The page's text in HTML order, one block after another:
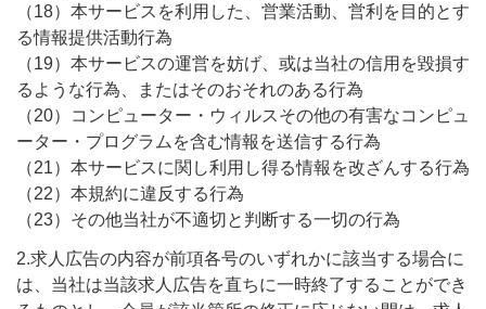
（18）本サービスを利用した、営業活動、営利を目的とす
る情報提供活動行為
（19）本サービスの運営を妨げ、或は当社の信用を毀損す
るような行為、またはそのおそれのある行為
（20）コンピューター・ウィルスその他の有害なコンピュ
ーター・プログラムを含む情報を送信する行為
（21）本サービスに関し利用し得る情報を改ざんする行為
（22）本規約に違反する行為
（23）その他当社が不適切と判断する一切の行為
2.求人広告の内容が前項各号のいずれかに該当する場合に
は、当社は当該求人広告を直ちに一時終了することができ